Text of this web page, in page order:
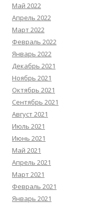
Май 2022
Апрель 2022
Март 2022
Февраль 2022
Январь 2022
Декабрь 2021
Ноябрь 2021
Октябрь 2021
Сентябрь 2021
Август 2021
Июль 2021
Июнь 2021
Май 2021
Апрель 2021
Март 2021
Февраль 2021
Январь 2021